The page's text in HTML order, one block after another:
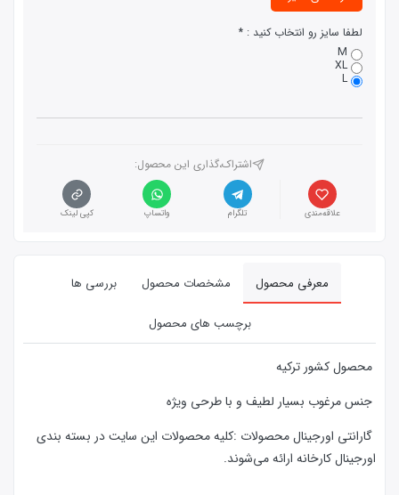
لطفا سایز رو انتخاب کنید :
M
XL
L
اشتراک،گذاری این محصول‌:
علاقه‌مندی تلگرام واتساپ کپی لینک
معرفی محصول مشخصات محصول بررسی ها
برچسب های محصول
محصول کشور ترکیه
جنس مرغوب بسیار لطیف و با طرحی ویژه
گارانتی اورجینال محصولات :كليه محصولات این سایت در بسته بندی
اورجینال کارخانه ارائه‌‌ می‌شوند.